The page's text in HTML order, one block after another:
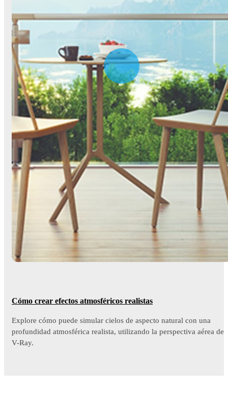
Cómo crear efectos atmosféricos realistas
Explore cómo puede simular cielos de aspecto natural con una
profundidad atmosférica realista, utilizando la perspectiva aérea de
V-Ray.